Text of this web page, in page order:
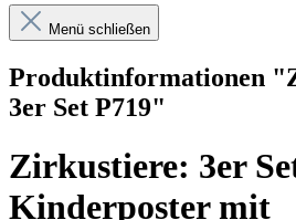
Menü schließen
Produktinformationen
3er Set P719"
Zirkustiere: 3er
Kinderposter mit